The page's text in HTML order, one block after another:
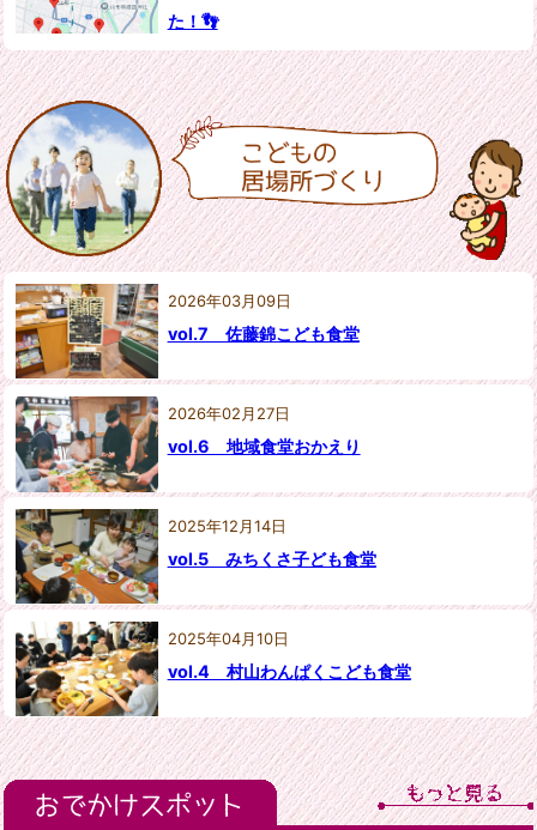
た！👣
2026年03月09日
vol.7 佐藤錦こども食堂
2026年02月27日
vol.6 地域食堂おかえり
2025年12月14日
vol.5 みちくさ子ども食堂
2025年04月10日
vol.4 村山わんぱくこども食堂